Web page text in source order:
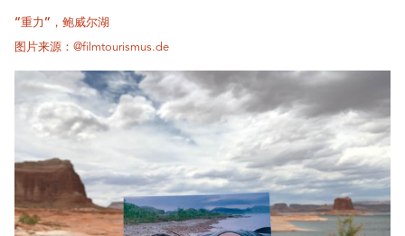
“重力”，鲍威尔湖
图片来源：@filmtourismus.de